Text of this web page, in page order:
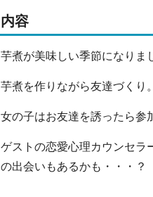
内容
芋煮が美味しい季節になりま
芋煮を作りながら友達づくり
女の子はお友達を誘ったら参
ゲストの恋愛心理カウンセラ
の出会いもあるかも・・・？